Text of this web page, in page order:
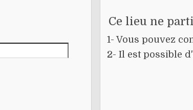
Ce lieu ne
1- Vous pouvez
2- Il est possible